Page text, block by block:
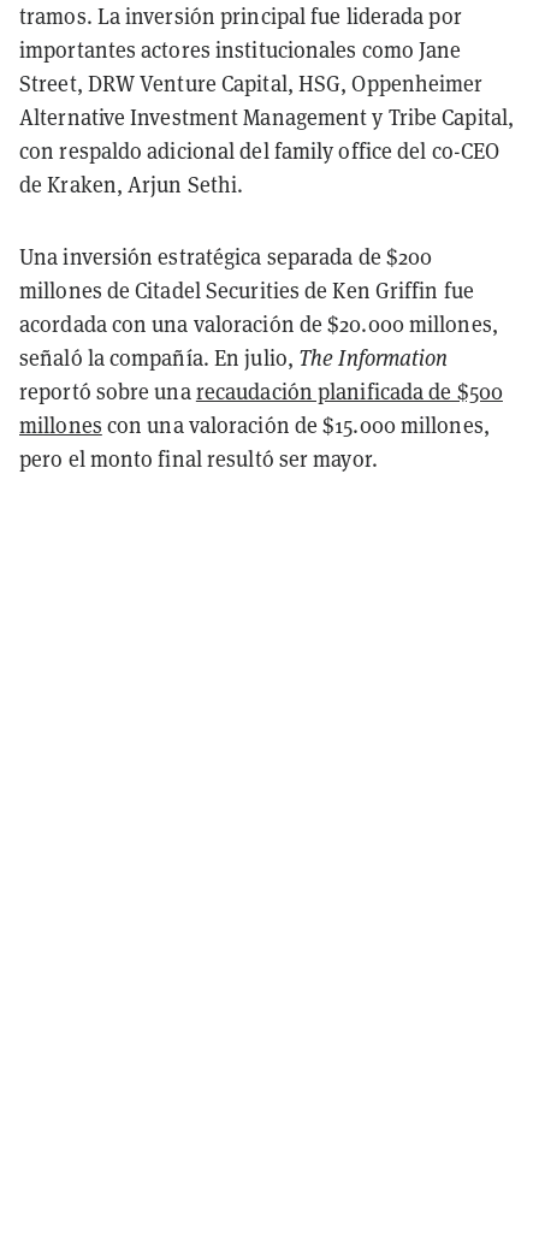
tramos. La inversión principal fue liderada por
importantes actores institucionales como Jane
Street, DRW Venture Capital, HSG, Oppenheimer
Alternative Investment Management y Tribe Capital,
con respaldo adicional del family office del co-CEO
de Kraken, Arjun Sethi.
Una inversión estratégica separada de $200
millones de Citadel Securities de Ken Griffin fue
acordada con una valoración de $20.000 millones,
señaló la compañía. En julio, The Information
reportó sobre unarecaudación planificada de $500
millones con una valoración de $15.000 millones,
pero el monto final resultó ser mayor.